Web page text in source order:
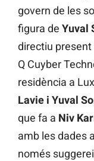
govern de les
figura de Yuval
directiu present
Q Cuyber
residència a
Lavie i Yuval
que fa a Niv
amb les dades
només